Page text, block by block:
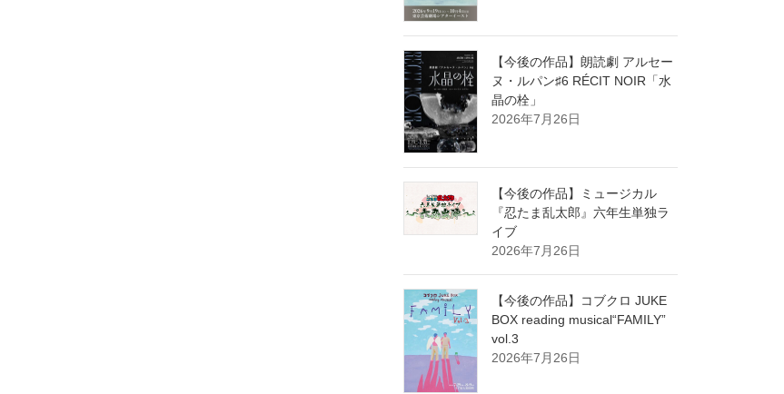
【今後の作品】朗読劇 アルセー
ヌ・ルパン♯6 RÉCIT NOIR「水
晶の栓」
2026年7月26日
【今後の作品】ミュージカル
『忍たま乱太郎』六年生単独ラ
イブ
2026年7月26日
【今後の作品】コブクロ JUKE
BOX reading musical“FAMILY”
vol.3
2026年7月26日